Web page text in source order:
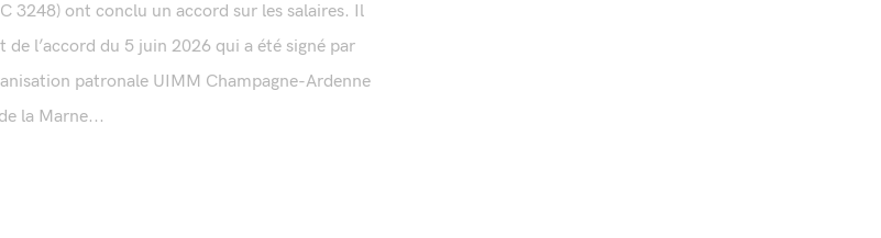
3248) ont conclu un accord sur les salaires. Il
de l’accord du 5 juin 2026 qui a été signé par
patronale UIMM Champagne-Ardenne
la Marne...